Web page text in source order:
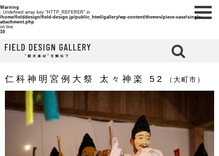
Warning
: Undefined array key "HTTP_REFERER" in
/home/fielddesign/field-design.jp/public_html/gallery/wp-content/themes/piece-case/single-
attachment.php
on line
10
仁科神明宮例大祭 太々神楽 52 （大町市）